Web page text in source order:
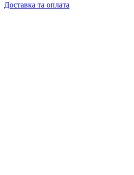
Доставка та оплата